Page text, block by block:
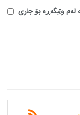
لەم وێبگەڕە بۆ جاری